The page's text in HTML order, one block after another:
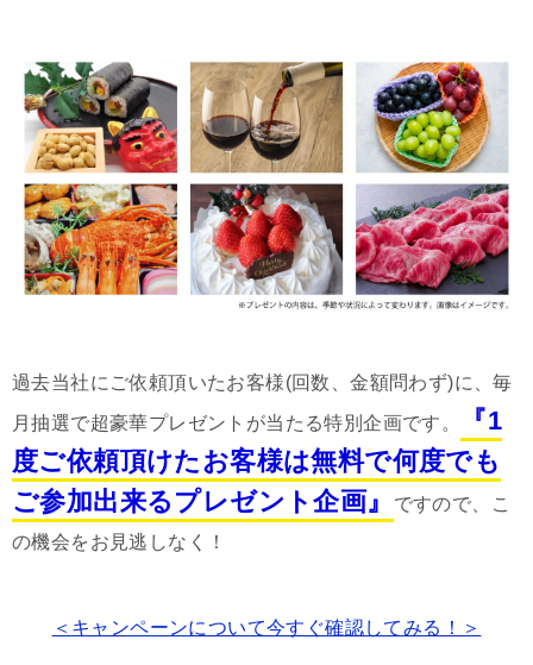
過去当社にご依頼頂いたお客様(回数、金額問わず)に、毎
月抽選で超豪華プレゼントが当たる特別企画です。
『1
度ご依頼頂けたお客様は無料で何度でも
ご参加出来るプレゼント企画』
ですので、こ
の機会をお見逃しなく！
＜キャンペーンについて今すぐ確認してみる！＞